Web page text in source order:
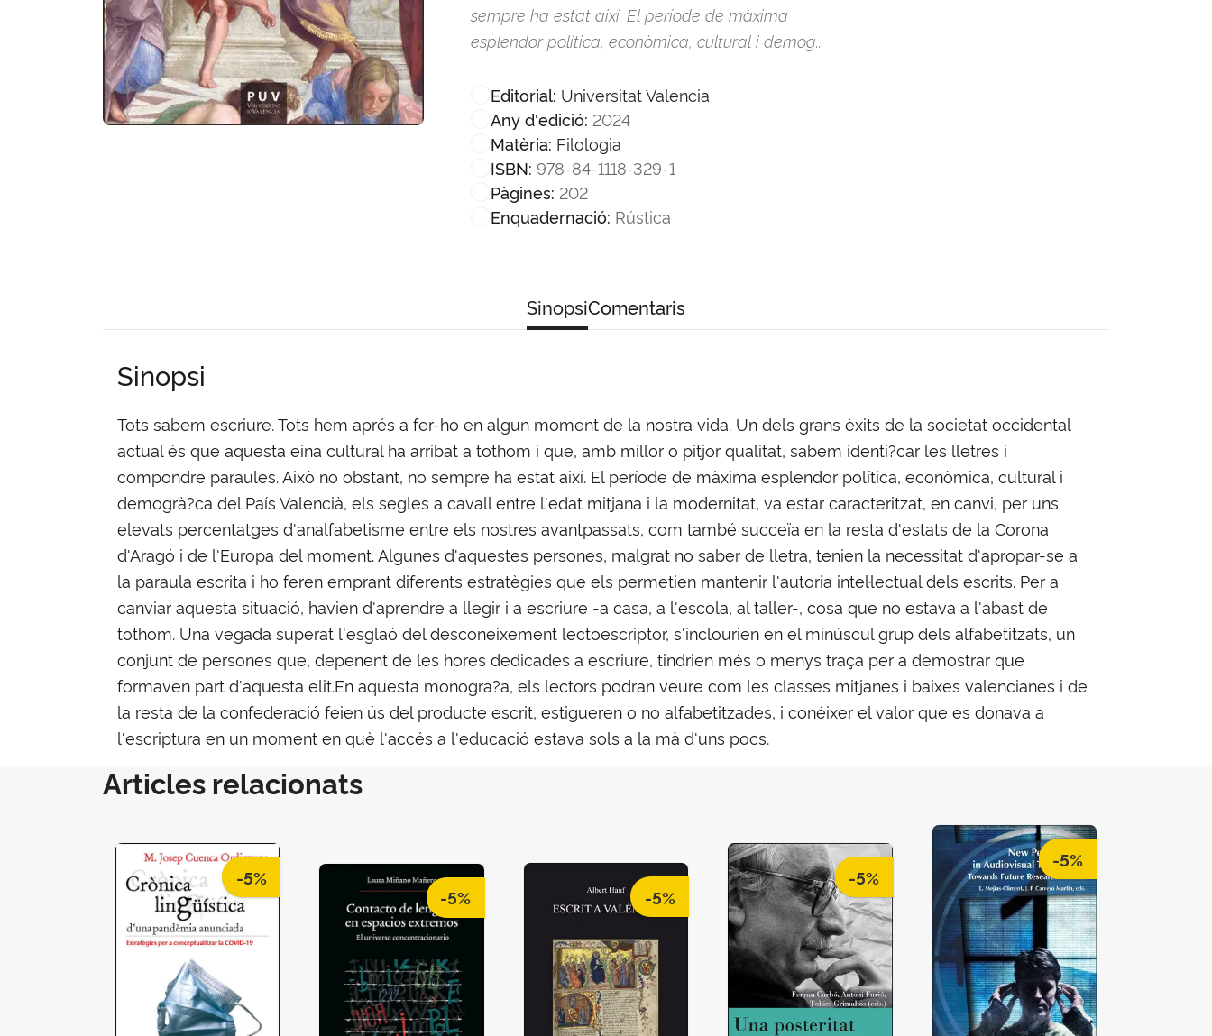
sempre ha estat així. El període de màxima
esplendor política, econòmica, cultural i demog...
Editorial: Universitat Valencia
Any d'edició: 2024
Matèria: Filologia
ISBN: 978-84-1118-329-1
Pàgines: 202
Enquadernació: Rústica
SinopsiComentaris
Sinopsi
Tots sabem escriure. Tots hem aprés a fer-ho en algun moment de la nostra vida. Un dels grans èxits de la societat occidental
actual és que aquesta eina cultural ha arribat a tothom i que, amb millor o pitjor qualitat, sabem identi?car les lletres i
compondre paraules. Això no obstant, no sempre ha estat així. El període de màxima esplendor política, econòmica, cultural i
demogrà?ca del País Valencià, els segles a cavall entre l'edat mitjana i la modernitat, va estar caracteritzat, en canvi, per uns
elevats percentatges d'analfabetisme entre els nostres avantpassats, com també succeïa en la resta d'estats de la Corona
d'Aragó i de l'Europa del moment. Algunes d'aquestes persones, malgrat no saber de lletra, tenien la necessitat d'apropar-se a
la paraula escrita i ho feren emprant diferents estratègies que els permetien mantenir l'autoria intel·lectual dels escrits. Per a
canviar aquesta situació, havien d'aprendre a llegir i a escriure -a casa, a l'escola, al taller-, cosa que no estava a l'abast de
tothom. Una vegada superat l'esglaó del desconeixement lectoescriptor, s'inclourien en el minúscul grup dels alfabetitzats, un
conjunt de persones que, depenent de les hores dedicades a escriure, tindrien més o menys traça per a demostrar que
formaven part d'aquesta elit.En aquesta monogra?a, els lectors podran veure com les classes mitjanes i baixes valencianes i de
la resta de la confederació feien ús del producte escrit, estigueren o no alfabetitzades, i conéixer el valor que es donava a
l'escriptura en un moment en què l'accés a l'educació estava sols a la mà d'uns pocs.
Articles relacionats
-5%
-5% -5%
-5%
-5%